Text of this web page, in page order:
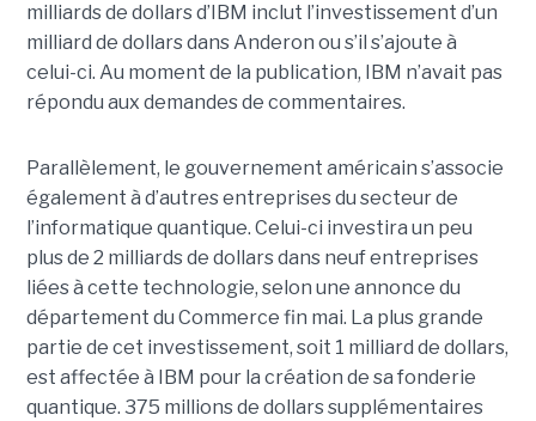
milliards de dollars d’IBM inclut l’investissement d’un
milliard de dollars dans Anderon ou s’il s’ajoute à
celui-ci. Au moment de la publication, IBM n’avait pas
répondu aux demandes de commentaires.
Parallèlement, le gouvernement américain s’associe
également à d’autres entreprises du secteur de
l’informatique quantique. Celui-ci investira un peu
plus de 2 milliards de dollars dans neuf entreprises
liées à cette technologie, selon une annonce du
département du Commerce fin mai. La plus grande
partie de cet investissement, soit 1 milliard de dollars,
est affectée à IBM pour la création de sa fonderie
quantique. 375 millions de dollars supplémentaires